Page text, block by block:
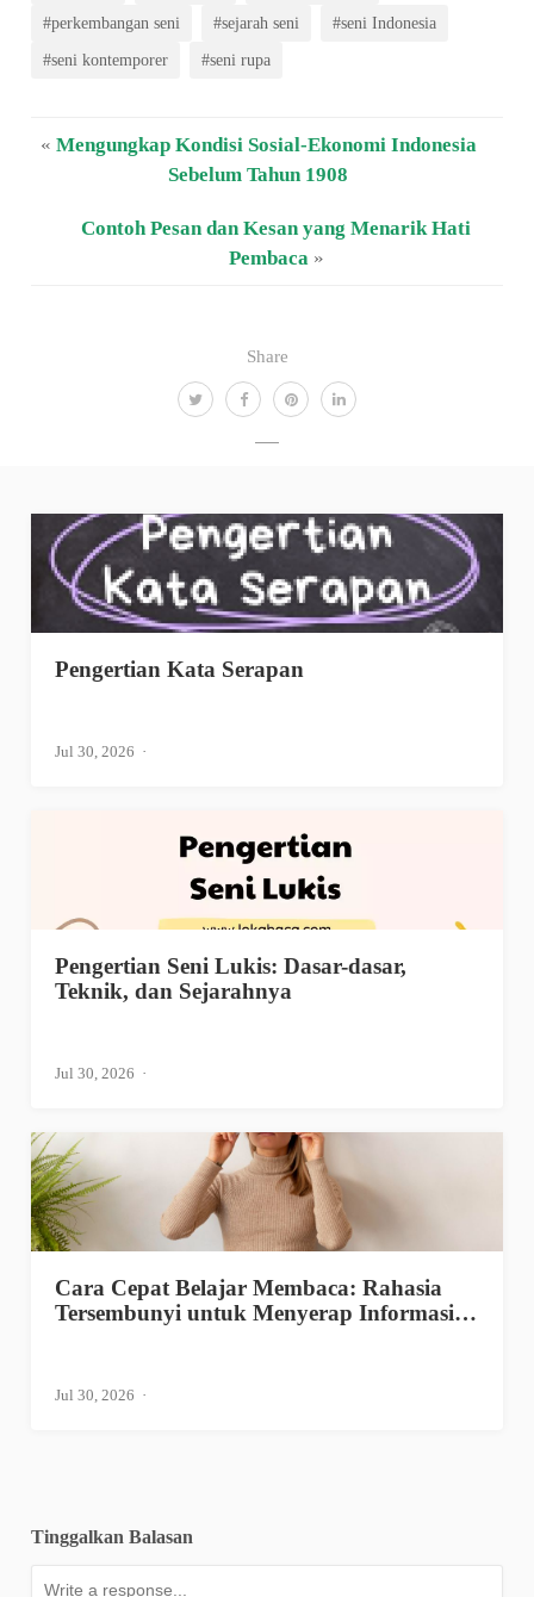
Share
#perkembangan seni
#sejarah seni
#seni Indonesia
#seni kontemporer
#seni rupa
« Mengungkap Kondisi Sosial-Ekonomi Indonesia
Sebelum Tahun 1908
Contoh Pesan dan Kesan yang Menarik Hati
Pembaca »
Pengertian Kata Serapan
Jul 30, 2026
Pengertian Seni Lukis: Dasar-dasar,
Teknik, dan Sejarahnya
Jul 30, 2026
Cara Cepat Belajar Membaca: Rahasia
Tersembunyi untuk Menyerap Informasi…
Jul 30, 2026
Tinggalkan Balasan